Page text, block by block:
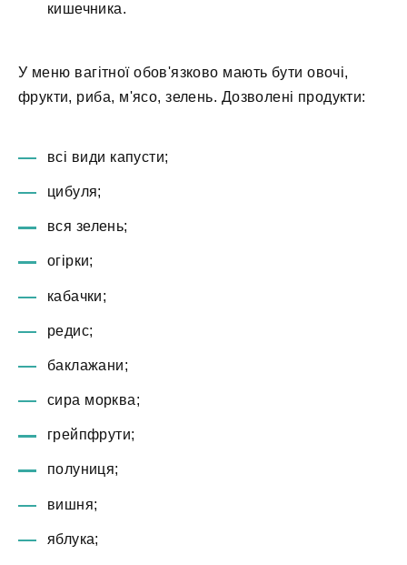
кишечника.
У меню вагітної обов'язково мають бути овочі,
фрукти, риба, м'ясо, зелень. Дозволені продукти:
всі види капусти;
цибуля;
вся зелень;
огірки;
кабачки;
редис;
баклажани;
сира морква;
грейпфрути;
полуниця;
вишня;
яблука;